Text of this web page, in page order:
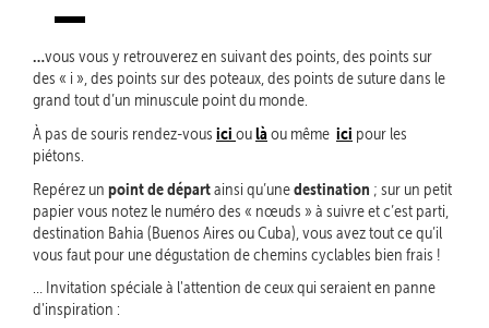
…vous vous y retrouverez en suivant des points, des points sur
des « i », des points sur des poteaux, des points de suture dans le
grand tout d’un minuscule point du monde.
À pas de souris rendez-vous ici oulàou même ici pour les
piétons.
Repérez un point de départainsi qu’unedestination ; sur un petit
papier vous notez le numéro des « nœuds » à suivre et c’est parti,
destination Bahia (Buenos Aires ou Cuba), vous avez tout ce qu’il
vous faut pour une dégustation de chemins cyclables bien frais !
… Invitation spéciale à l'attention de ceux qui seraient en panne
d'inspiration :